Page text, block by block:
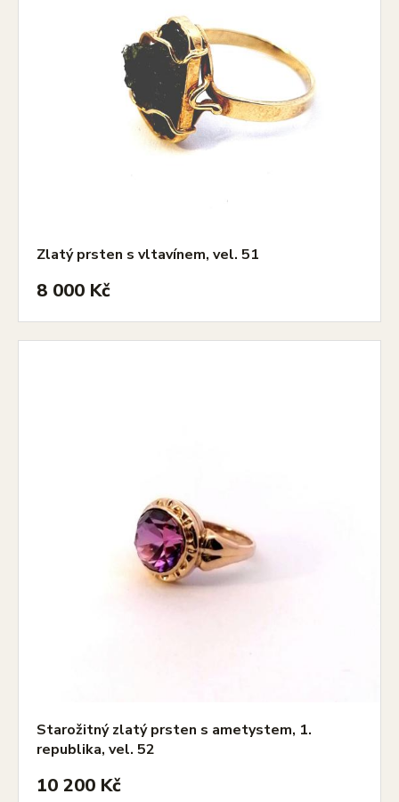
Zlatý prsten s vltavínem, vel. 51
8 000 Kč
Starožitný zlatý prsten s ametystem, 1.
republika, vel. 52
10 200 Kč